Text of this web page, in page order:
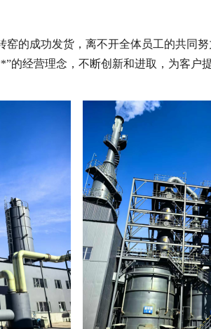
窑的成功发货，离不开全体员工的共同
的经营理念，不断创新和进取，为客户